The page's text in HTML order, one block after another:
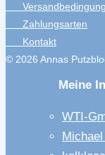
Zahlungsarten
Kontakt
© 2026 Annas
Meine
WTI-